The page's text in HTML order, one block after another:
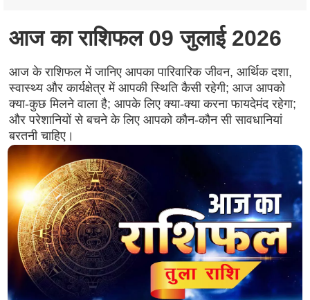
आज का राशिफल 09 जुलाई 2026
आज के राशिफल में जानिए आपका पारिवारिक जीवन, आर्थिक दशा,
स्वास्थ्य और कार्यक्षेत्र में आपकी स्थिति कैसी रहेगी; आज आपको
क्या-कुछ मिलने वाला है; आपके लिए क्या-क्या करना फायदेमंद रहेगा;
और परेशानियों से बचने के लिए आपको कौन-कौन सी सावधानियां
बरतनी चाहिए।